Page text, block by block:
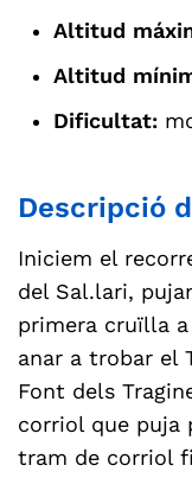
Altitud
Altitud
Dificultat:
Descripció
Iniciem el
del Sal.lari,
primera cruïlla
anar a trobar el
Font dels
corriol que puja
tram de corriol